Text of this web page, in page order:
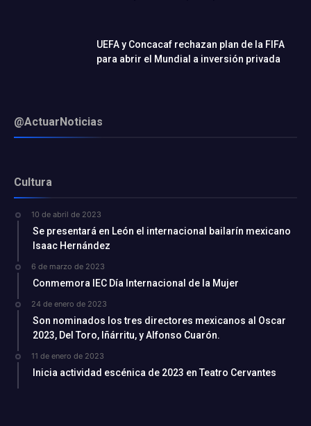
UEFA y Concacaf rechazan plan de la FIFA
para abrir el Mundial a inversión privada
@ActuarNoticias
Cultura
10 de abril de 2023
Se presentará en León el internacional bailarín mexicano
Isaac Hernández
6 de marzo de 2023
Conmemora IEC Día Internacional de la Mujer
24 de enero de 2023
Son nominados los tres directores mexicanos al Oscar
2023, Del Toro, Iñárritu, y Alfonso Cuarón.
11 de enero de 2023
Inicia actividad escénica de 2023 en Teatro Cervantes